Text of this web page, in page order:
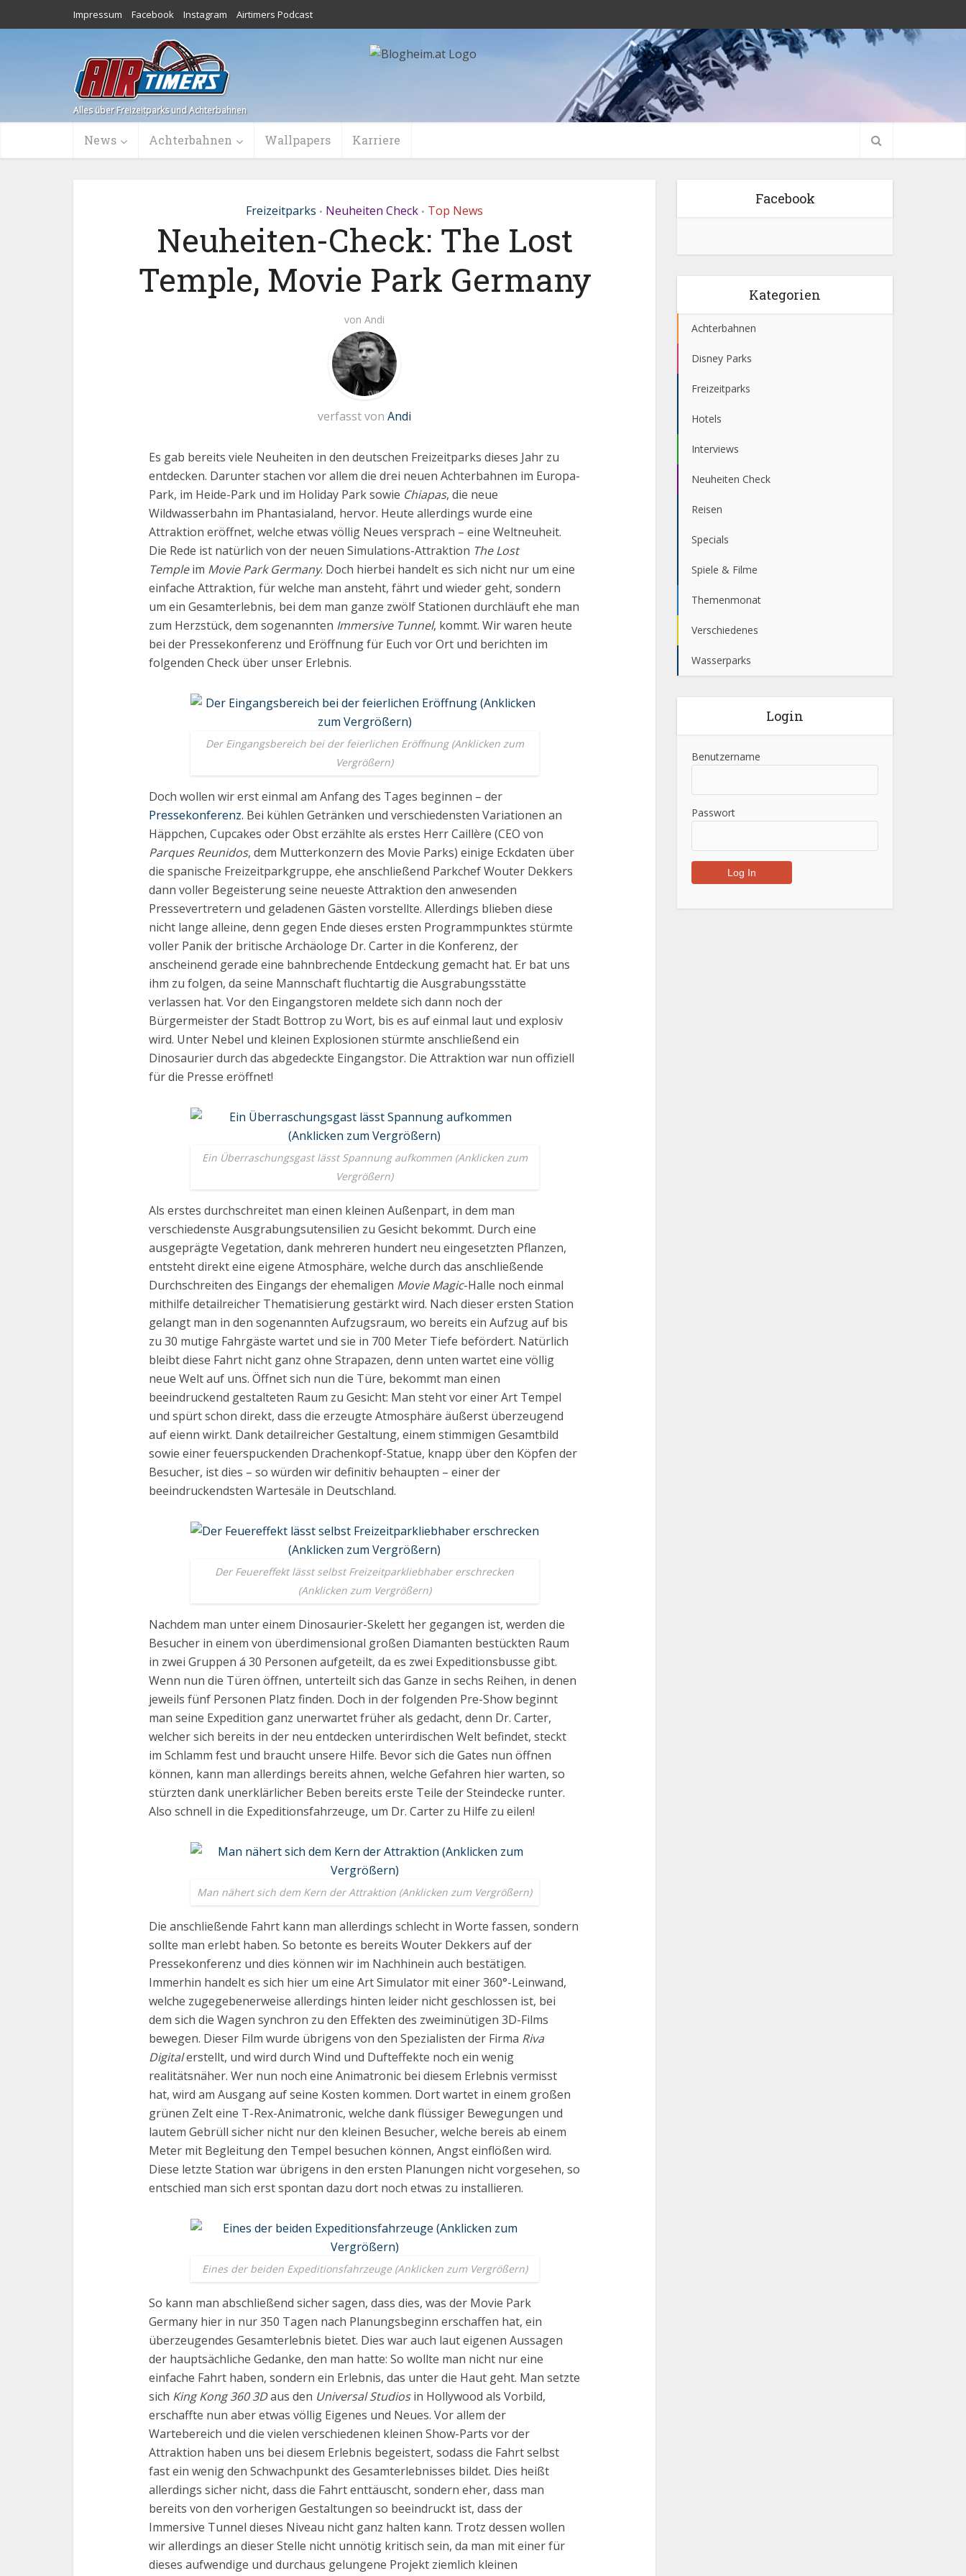
Impressum Facebook Instagram Airtimers Podcast
Alles über Freizeitparks und Achterbahnen
News Achterbahnen Wallpapers Karriere
Freizeitparks • Neuheiten Check • Top News
Neuheiten-Check: The Lost
Temple, Movie Park Germany
von Andi
verfasst von Andi
Es gab bereits viele Neuheiten in den deutschen Freizeitparks dieses Jahr zu
entdecken. Darunter stachen vor allem die drei neuen Achterbahnen im Europa-
Park, im Heide-Park und im Holiday Park sowie Chiapas, die neue
Wildwasserbahn im Phantasialand, hervor. Heute allerdings wurde eine
Attraktion eröffnet, welche etwas völlig Neues versprach – eine Weltneuheit.
Die Rede ist natürlich von der neuen Simulations-Attraktion The Lost
Templeim Movie Park Germany. Doch hierbei handelt es sich nicht nur um eine
einfache Attraktion, für welche man ansteht, fährt und wieder geht, sondern
um ein Gesamterlebnis, bei dem man ganze zwölf Stationen durchläuft ehe man
zum Herzstück, dem sogenannten Immersive Tunnel, kommt. Wir waren heute
bei der Pressekonferenz und Eröffnung für Euch vor Ort und berichten im
folgenden Check über unser Erlebnis.
Der Eingangsbereich bei der feierlichen Eröffnung (Anklicken zum
Vergrößern)
Doch wollen wir erst einmal am Anfang des Tages beginnen – der
Pressekonferenz. Bei kühlen Getränken und verschiedensten Variationen an
Häppchen, Cupcakes oder Obst erzählte als erstes Herr Caillère (CEO von
Parques Reunidos, dem Mutterkonzern des Movie Parks) einige Eckdaten über
die spanische Freizeitparkgruppe, ehe anschließend Parkchef Wouter Dekkers
dann voller Begeisterung seine neueste Attraktion den anwesenden
Pressevertretern und geladenen Gästen vorstellte. Allerdings blieben diese
nicht lange alleine, denn gegen Ende dieses ersten Programmpunktes stürmte
voller Panik der britische Archäologe Dr. Carter in die Konferenz, der
anscheinend gerade eine bahnbrechende Entdeckung gemacht hat. Er bat uns
ihm zu folgen, da seine Mannschaft fluchtartig die Ausgrabungsstätte
verlassen hat. Vor den Eingangstoren meldete sich dann noch der
Bürgermeister der Stadt Bottrop zu Wort, bis es auf einmal laut und explosiv
wird. Unter Nebel und kleinen Explosionen stürmte anschließend ein
Dinosaurier durch das abgedeckte Eingangstor. Die Attraktion war nun offiziell
für die Presse eröffnet!
Ein Überraschungsgast lässt Spannung aufkommen (Anklicken zum
Vergrößern)
Als erstes durchschreitet man einen kleinen Außenpart, in dem man
verschiedenste Ausgrabungsutensilien zu Gesicht bekommt. Durch eine
ausgeprägte Vegetation, dank mehreren hundert neu eingesetzten Pflanzen,
entsteht direkt eine eigene Atmosphäre, welche durch das anschließende
Durchschreiten des Eingangs der ehemaligen Movie Magic-Halle noch einmal
mithilfe detailreicher Thematisierung gestärkt wird. Nach dieser ersten Station
gelangt man in den sogenannten Aufzugsraum, wo bereits ein Aufzug auf bis
zu 30 mutige Fahrgäste wartet und sie in 700 Meter Tiefe befördert. Natürlich
bleibt diese Fahrt nicht ganz ohne Strapazen, denn unten wartet eine völlig
neue Welt auf uns. Öffnet sich nun die Türe, bekommt man einen
beeindruckend gestalteten Raum zu Gesicht: Man steht vor einer Art Tempel
und spürt schon direkt, dass die erzeugte Atmosphäre äußerst überzeugend
auf eienn wirkt. Dank detailreicher Gestaltung, einem stimmigen Gesamtbild
sowie einer feuerspuckenden Drachenkopf-Statue, knapp über den Köpfen der
Besucher, ist dies – so würden wir definitiv behaupten – einer der
beeindruckendsten Wartesäle in Deutschland.
Der Feuereffekt lässt selbst Freizeitparkliebhaber erschrecken
(Anklicken zum Vergrößern)
Nachdem man unter einem Dinosaurier-Skelett her gegangen ist, werden die
Besucher in einem von überdimensional großen Diamanten bestückten Raum
in zwei Gruppen á 30 Personen aufgeteilt, da es zwei Expeditionsbusse gibt.
Wenn nun die Türen öffnen, unterteilt sich das Ganze in sechs Reihen, in denen
jeweils fünf Personen Platz finden. Doch in der folgenden Pre-Show beginnt
man seine Expedition ganz unerwartet früher als gedacht, denn Dr. Carter,
welcher sich bereits in der neu entdecken unterirdischen Welt befindet, steckt
im Schlamm fest und braucht unsere Hilfe. Bevor sich die Gates nun öffnen
können, kann man allerdings bereits ahnen, welche Gefahren hier warten, so
stürzten dank unerklärlicher Beben bereits erste Teile der Steindecke runter.
Also schnell in die Expeditionsfahrzeuge, um Dr. Carter zu Hilfe zu eilen!
Man nähert sich dem Kern der Attraktion (Anklicken zum Vergrößern)
Die anschließende Fahrt kann man allerdings schlecht in Worte fassen, sondern
sollte man erlebt haben. So betonte es bereits Wouter Dekkers auf der
Pressekonferenz und dies können wir im Nachhinein auch bestätigen.
Immerhin handelt es sich hier um eine Art Simulator mit einer 360°-Leinwand,
welche zugegebenerweise allerdings hinten leider nicht geschlossen ist, bei
dem sich die Wagen synchron zu den Effekten des zweiminütigen 3D-Films
bewegen. Dieser Film wurde übrigens von den Spezialisten der Firma Riva
Digitalerstellt, und wird durch Wind und Dufteffekte noch ein wenig
realitätsnäher. Wer nun noch eine Animatronic bei diesem Erlebnis vermisst
hat, wird am Ausgang auf seine Kosten kommen. Dort wartet in einem großen
grünen Zelt eine T-Rex-Animatronic, welche dank flüssiger Bewegungen und
lautem Gebrüll sicher nicht nur den kleinen Besucher, welche bereis ab einem
Meter mit Begleitung den Tempel besuchen können, Angst einflößen wird.
Diese letzte Station war übrigens in den ersten Planungen nicht vorgesehen, so
entschied man sich erst spontan dazu dort noch etwas zu installieren.
Eines der beiden Expeditionsfahrzeuge (Anklicken zum Vergrößern)
So kann man abschließend sicher sagen, dass dies, was der Movie Park
Germany hier in nur 350 Tagen nach Planungsbeginn erschaffen hat, ein
überzeugendes Gesamterlebnis bietet. Dies war auch laut eigenen Aussagen
der hauptsächliche Gedanke, den man hatte: So wollte man nicht nur eine
einfache Fahrt haben, sondern ein Erlebnis, das unter die Haut geht. Man setzte
sich King Kong 360 3Daus den Universal Studiosin Hollywood als Vorbild,
erschaffte nun aber etwas völlig Eigenes und Neues. Vor allem der
Wartebereich und die vielen verschiedenen kleinen Show-Parts vor der
Attraktion haben uns bei diesem Erlebnis begeistert, sodass die Fahrt selbst
fast ein wenig den Schwachpunkt des Gesamterlebnisses bildet. Dies heißt
allerdings sicher nicht, dass die Fahrt enttäuscht, sondern eher, dass man
bereits von den vorherigen Gestaltungen so beeindruckt ist, dass der
Immersive Tunnel dieses Niveau nicht ganz halten kann. Trotz dessen wollen
wir allerdings an dieser Stelle nicht unnötig kritisch sein, da man mit einer für
dieses aufwendige und durchaus gelungene Projekt ziemlich kleinen
Facebook
Kategorien
Achterbahnen
Disney Parks
Freizeitparks
Hotels
Interviews
Neuheiten Check
Reisen
Specials
Spiele & Filme
Themenmonat
Verschiedenes
Wasserparks
Login
Benutzername
Passwort